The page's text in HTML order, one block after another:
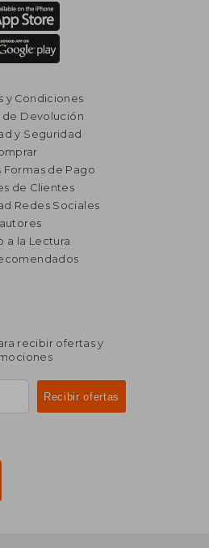
y Condiciones
de Devolución
y Seguridad
Formas de Pago
de Clientes
Redes Sociales
a la Lectura
recibir ofertas y